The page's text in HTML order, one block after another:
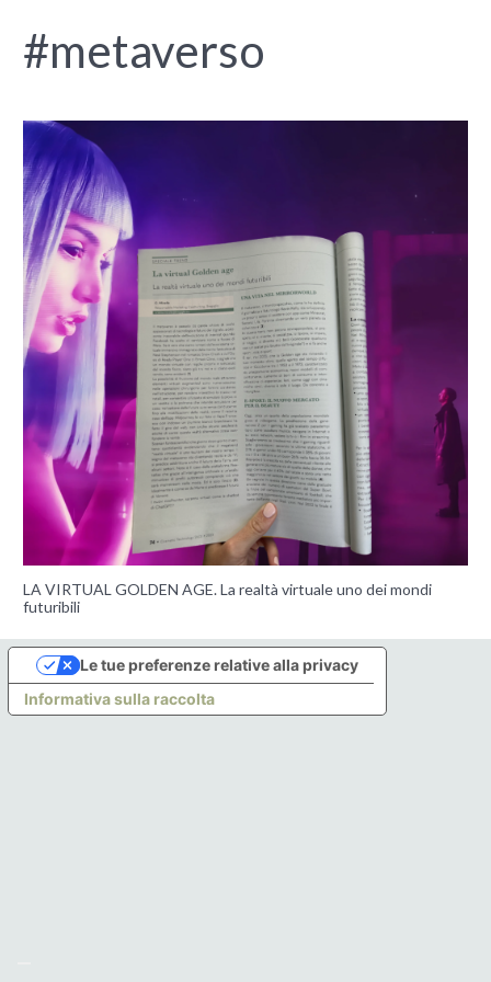
#metaverso
LA VIRTUAL GOLDEN AGE. La realtà virtuale uno dei mondi
futuribili
Informativa sulla raccolta
Le tue preferenze relative alla privacy